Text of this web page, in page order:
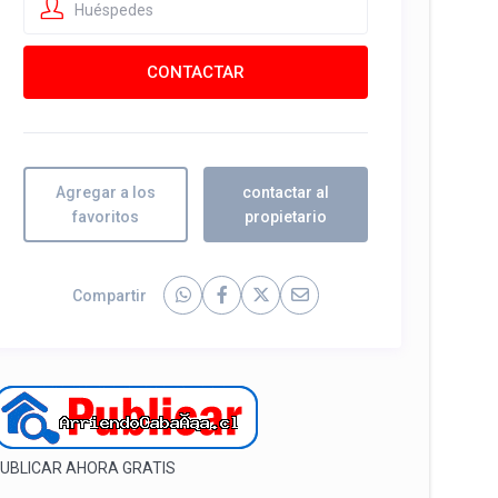
Huéspedes
Agregar a los
favoritos
contactar al
propietario
Compartir
AHORA GRATIS